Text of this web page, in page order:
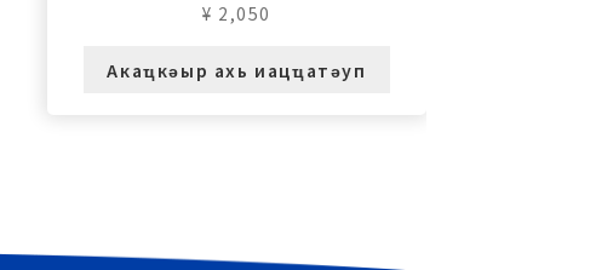
¥ 2,050
Акаҵкәыр ахь иацҵатәуп